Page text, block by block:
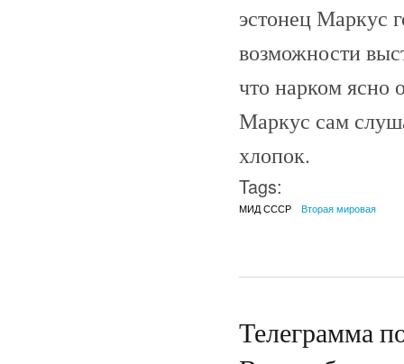
эстонец Маркус
возможности
что нарком
Маркус сам
хлопок.
Tags:
МИД СССР Вторая мировая
Телеграмма